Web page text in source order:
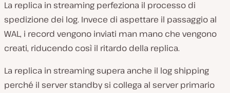
La replica in streaming perfeziona il processo di
spedizione dei log. Invece di aspettare il passaggio al
WAL, i record vengono inviati man mano che vengono
creati, riducendo così il ritardo della replica.
La replica in streaming supera anche il log shipping
perché il server standby si collega al server primario